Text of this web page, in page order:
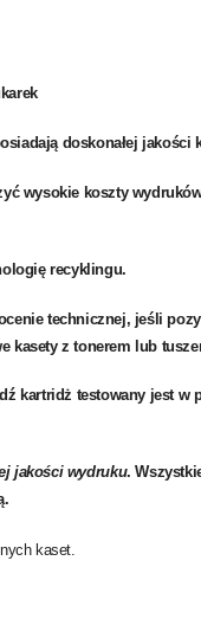
doskonałej jakości
wysokie koszty
recyklingu.
technicznej, jeśli
kasety z tonerem lub
kartridż testowany jest w
jakości wydruku.
.
kaset.